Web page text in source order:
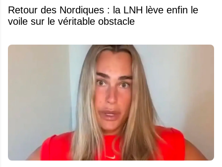
Retour des Nordiques : la LNH lève enfin le
voile sur le véritable obstacle